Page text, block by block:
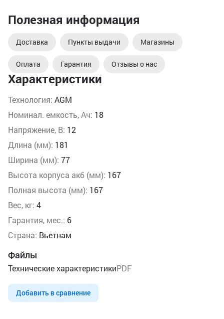
Характеристики
Технология: AGM
Номинал. емкость, Ач: 18
Напряжение, В: 12
Длина (мм): 181
Ширина (мм): 77
Высота корпуса акб (мм): 167
Полная высота (мм): 167
Вес, кг: 4
Гарантия, мес.: 6
Страна: Вьетнам
Файлы
Технические характеристикиPDF
Добавить в сравнение
Полезная информация
Доставка Пункты выдачи Магазины
Оплата Гарантия Отзывы о нас